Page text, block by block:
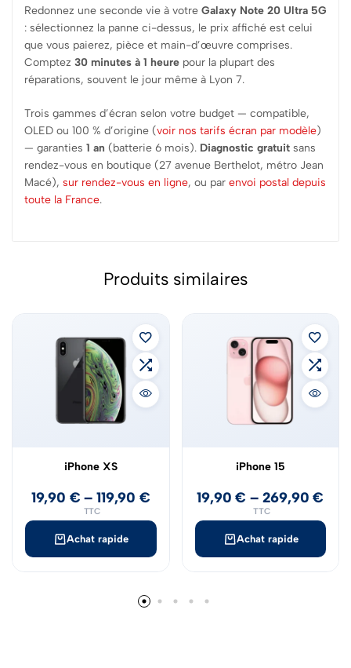
Redonnez une seconde vie à votre Galaxy Note 20 Ultra 5G
: sélectionnez la panne ci-dessus, le prix affiché est celui
que vous paierez, pièce et main-d’œuvre comprises.
Comptez 30 minutes à 1 heure pour la plupart des
réparations, souvent le jour même à Lyon 7.
Trois gammes d’écran selon votre budget — compatible,
OLED ou 100 % d’origine (voir nos tarifs écran par modèle)
— garanties 1 an (batterie 6 mois). Diagnostic gratuit sans
rendez-vous en boutique (27 avenue Berthelot, métro Jean
Macé), sur rendez-vous en ligne, ou par envoi postal depuis
toute la France.
Produits similaires
Achat rapide
iPhone XS
19,90 € –119,90 €
TTC
Achat rapide
iPhone 15
19,90€ – 269,90€
TTC